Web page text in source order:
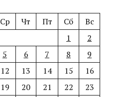
Ср Чт Пт Сб
Вс
1
2
5 6 7 8
9
12 13 14 15
16
19 20 21 22
23